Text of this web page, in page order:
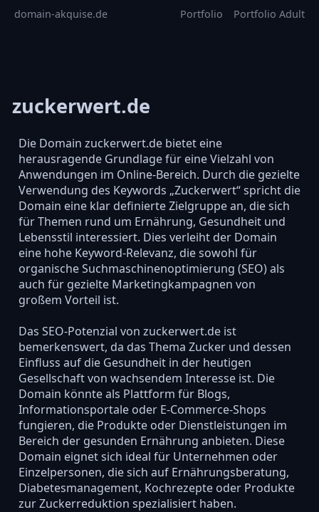
domain-akquise.de Portfolio Portfolio Adult
zuckerwert.de
Die Domain zuckerwert.de bietet eine
herausragende Grundlage für eine Vielzahl von
Anwendungen im Online-Bereich. Durch die gezielte
Verwendung des Keywords „Zuckerwert“ spricht die
Domain eine klar definierte Zielgruppe an, die sich
für Themen rund um Ernährung, Gesundheit und
Lebensstil interessiert. Dies verleiht der Domain
eine hohe Keyword-Relevanz, die sowohl für
organische Suchmaschinenoptimierung (SEO) als
auch für gezielte Marketingkampagnen von
großem Vorteil ist.
Das SEO-Potenzial von zuckerwert.de ist
bemerkenswert, da das Thema Zucker und dessen
Einfluss auf die Gesundheit in der heutigen
Gesellschaft von wachsendem Interesse ist. Die
Domain könnte als Plattform für Blogs,
Informationsportale oder E-Commerce-Shops
fungieren, die Produkte oder Dienstleistungen im
Bereich der gesunden Ernährung anbieten. Diese
Domain eignet sich ideal für Unternehmen oder
Einzelpersonen, die sich auf Ernährungsberatung,
Diabetesmanagement, Kochrezepte oder Produkte
zur Zuckerreduktion spezialisiert haben.